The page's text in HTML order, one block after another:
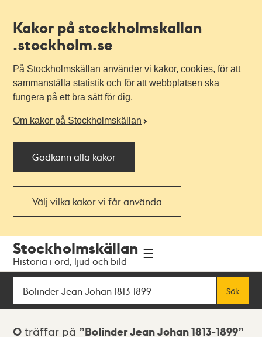
Kakor på stockholmskallan
.stockholm.se
På Stockholmskällan använder vi kakor, cookies, för att
sammanställa statistik och för att webbplatsen ska
fungera på ett bra sätt för dig.
Om kakor på Stockholmskällan
Godkänn alla kakor
Välj vilka kakor vi får använda
navigationen
huvudinnehållet
Stockholmskällan
Historia i ord, ljud och bild
Sök
Sök
Sökresultat
0 träffar på Bolinder Jean Johan 1813-1899